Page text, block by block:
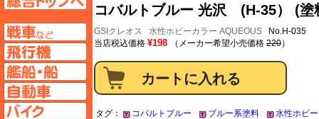
コバルトブルー 光沢 (H-35） (塗
GSIクレオス 水性ホビーカラー AQUEOUS No.H-035
当店税込価格 ¥198 （メーカー希望小売価格 220）
タグ： コバルトブルー ブルー系塗料 水性ホビ
AFV
飛行機ページへ
艦船ページへ
自動車ページへ
バイクページへ